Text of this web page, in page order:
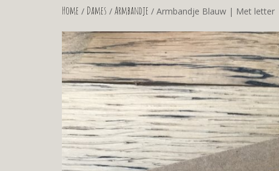
Home / Dames / Armbandje / Armbandje Blauw | Met letter